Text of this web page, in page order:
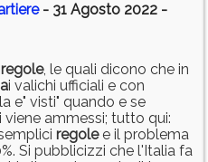
- 31 Agosto 2022 -
regole, le quali dicono che in
i valichi ufficiali e con
e" visti" quando e se
viene ammessi; tutto qui:
regolee il problema
Si pubblicizzi che l'Italia fa